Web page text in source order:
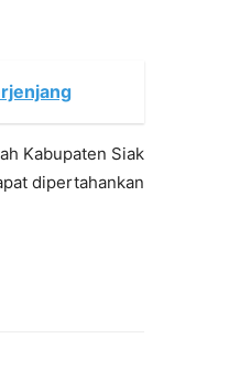
Kabupaten Siak
dipertahankan